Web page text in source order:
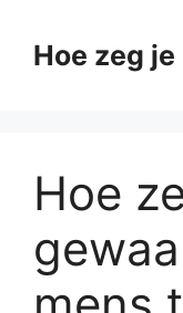
naarHoe zeg
Hoe